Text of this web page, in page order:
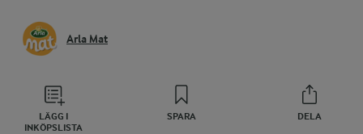
Arla Mat
LÄGG I
INKÖPSLISTA
SPARA DELA